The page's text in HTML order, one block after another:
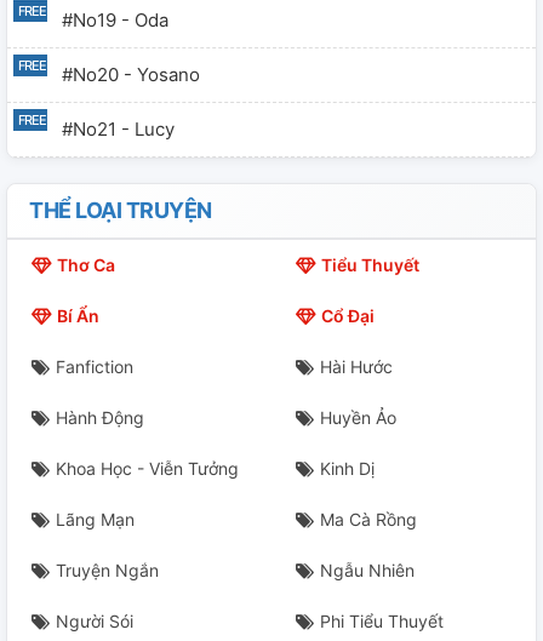
#no19 - Oda
#no20 - Yosano
#no21 - Lucy
#no22 - Akutagawa
#no23 - Dazai
#no27 - Nathaniel
#no28 - Dazai BEAST
#no29 - Ango
#no30 - Dazai
THỂ LOẠI TRUYỆN
Thơ Ca Tiểu Thuyết
Bí Ẩn Cổ Đại
Fanfiction Hài Hước
Hành Động Huyền Ảo
Khoa Học - Viễn Tưởng Kinh Dị
Lãng Mạn Ma Cà Rồng
Truyện Ngắn Ngẫu Nhiên
Người Sói Phi Tiểu Thuyết